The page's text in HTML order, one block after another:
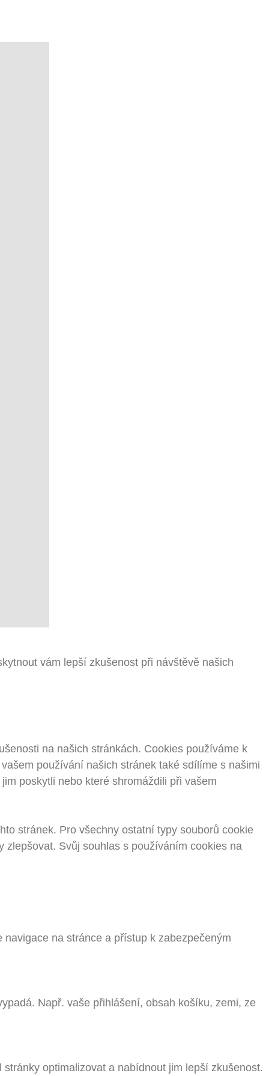
vám lepší zkušenost při návštěvě našich
na našich stránkách. Cookies používáme k
používání našich stránek také sdílíme s našimi
poskytli nebo které shromáždili při vašem
stránek. Pro všechny ostatní typy souborů cookie
zlepšovat. Svůj souhlas s používáním cookies na
na stránce a přístup k zabezpečeným
Např. vaše přihlášení, obsah košíku, zemi, ze
optimalizovat a nabídnout jim lepší zkušenost.